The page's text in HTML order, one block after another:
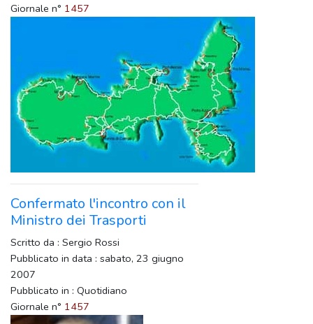
Giornale n° 1457
Confermato l'incontro con il
Ministro dei Trasporti
Scritto da : Sergio Rossi
Pubblicato in data : sabato, 23 giugno
2007
Pubblicato in : Quotidiano
Giornale n° 1457